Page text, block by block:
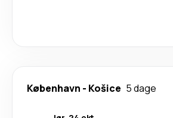
København - Košice 5 dage